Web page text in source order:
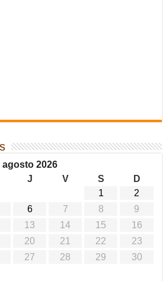
agosto 2026
J V S
D
1
2
6 7 8
9
13 14 15
16
20 21 22
23
27 28 29
30